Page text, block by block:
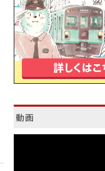
動画